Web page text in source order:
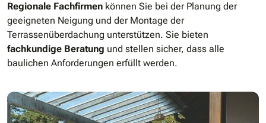
Regionale Fachfirmen können Sie bei der Planung der
geeigneten Neigung und der Montage der
Terrassenüberdachung unterstützen. Sie bieten
fachkundige Beratung und stellen sicher, dass alle
baulichen Anforderungen erfüllt werden.